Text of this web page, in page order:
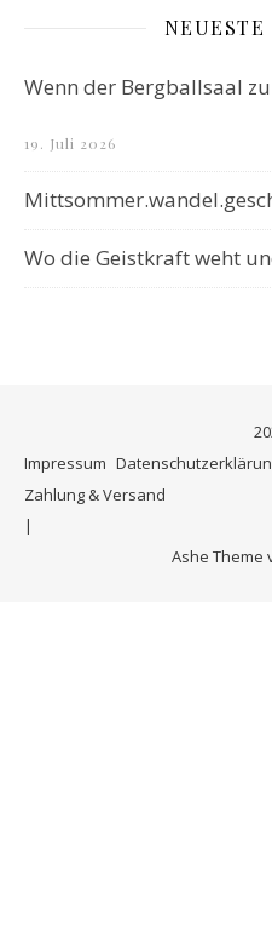
NEUESTE
Wenn der Bergballsaal
19. Juli 2026
Wo die Geistkraft weht
Impressum
Zahlung & Versand
Ashe Theme